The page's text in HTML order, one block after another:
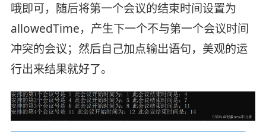
哦即可，随后将第一个会议的结束时间设置为
allowedTime，产生下一个不与第一个会议时间
冲突的会议；然后自己加点输出语句，美观的运
行出来结果就好了。